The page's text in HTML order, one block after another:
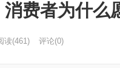
费者为什么
读(461) 评论(0)